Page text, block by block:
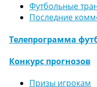
Футбольные
Последние
Телепрограмма
Конкурс прогнозов
Призы игрокам